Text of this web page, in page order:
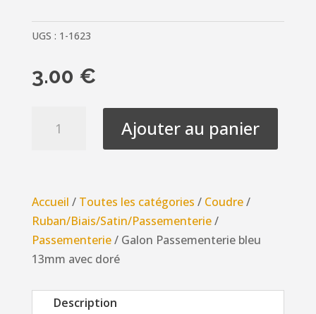
UGS : 1-1623
3.00 €
13mm
avec
doré
Ajouter au panier
Accueil / Toutes les catégories / Coudre/
Ruban/Biais/Satin/Passementerie/
Passementerie/ Galon Passementerie bleu
13mm avec doré
Description